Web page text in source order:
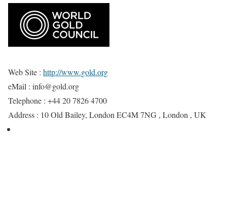
Web Site : http://www.gold.org
eMail : info@gold.org
Telephone : +44 20 7826 4700
Address : 10 Old Bailey, London EC4M 7NG , London , UK